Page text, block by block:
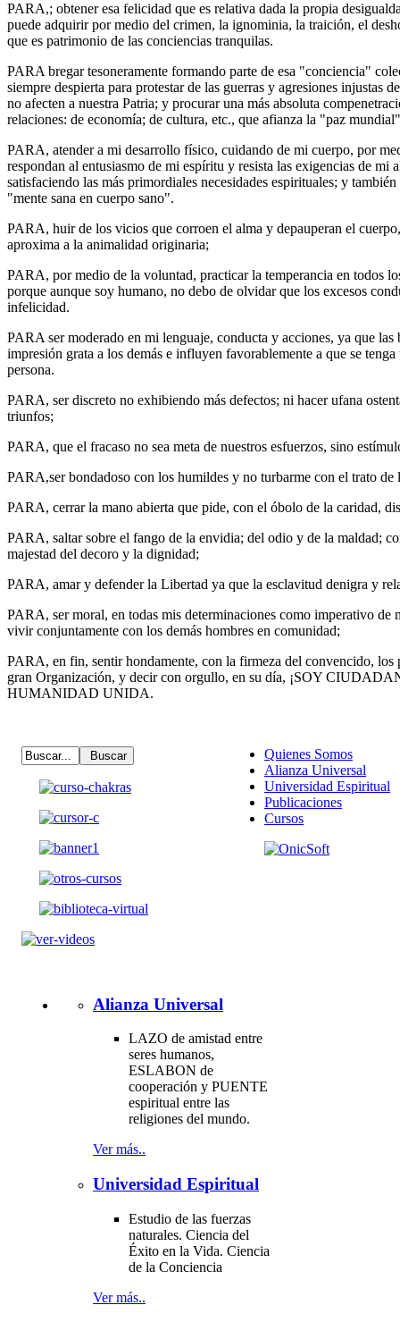
PARA,; obtener esa felicidad que es relativa dada la propia
puede adquirir por me­dio del crimen, la ignominia, la traición, el
que es patrimonio de las conciencias tran­quilas.
PARA bregar tesoneramente formando parte de esa "conciencia"
siempre despierta para protestar de las guerras y agresiones injustas
no afecten a nuestra Patria; y procu­rar una más absoluta
relaciones: de economía; de cultura, etc., que afianza la "paz
PARA, atender a mi desarrollo físico, cuidando de mi cuerpo, por
respondan al en­tusiasmo de mi espíritu y resista las exigencias de mi
satisfaciendo las más primordiales necesidades espirituales; y
"mente sana en cuerpo sano".
PARA, huir de los vicios que corroen el alma y depauperan el
aproxima a la anima­lidad originaria;
PARA, por medio de la voluntad, practicar la temperancia en todos
porque aunque soy humano, no debo de olvidar que los excesos
infelicidad.
PARA ser moderado en mi lenguaje, conducta y acciones, ya que las
impresión grata a los demás e influyen favorablemente a que se
persona.
PARA, ser discreto no exhibiendo más defectos; ni hacer ufana
triunfos;
PARA, que el fracaso no sea meta de nuestros esfuerzos, sino
PARA,ser bondadoso con los humildes y no turbarme con el trato de
PARA, cerrar la mano abierta que pide, con el óbolo de la caridad,
PARA, saltar sobre el fango de la envidia; del odio y de la maldad;
majestad del decoro y la dignidad;
PARA, amar y defender la Libertad ya que la esclavitud denigra y
PARA, ser moral, en todas mis determina­ciones como imperativo de
vivir conjuntamente con los demás hombres en comunidad;
PARA, en fin, sentir hondamente, con la firmeza del convencido, los
gran Organización, y decir con orgullo, en su día, ¡SOY
HUMANIDAD UNI­DA.
Alianza Universal
LAZO de amistad entre
seres humanos,
ESLABON de
cooperación y PUENTE
espiritual entre las
religiones del mundo.
Ver más..
Universidad Espiritual
Estudio de las fuerzas
naturales. Ciencia del
Éxito en la Vida. Ciencia
de la Conciencia
Ver más..
Quienes Somos
Alianza Universal
Universidad Espiritual
Publicaciones
Cursos